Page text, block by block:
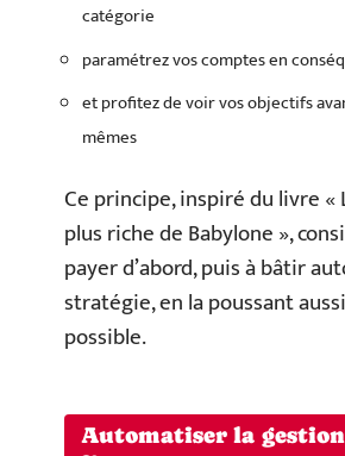
catégorie
paramétrez vos comptes en
et profitez de voir vos objectifs
mêmes
Ce principe, inspiré du livre «
plus riche de Babylone »,
payer d’abord, puis à bâtir
stratégie, en la poussant
possible.
Automatiser la gestion